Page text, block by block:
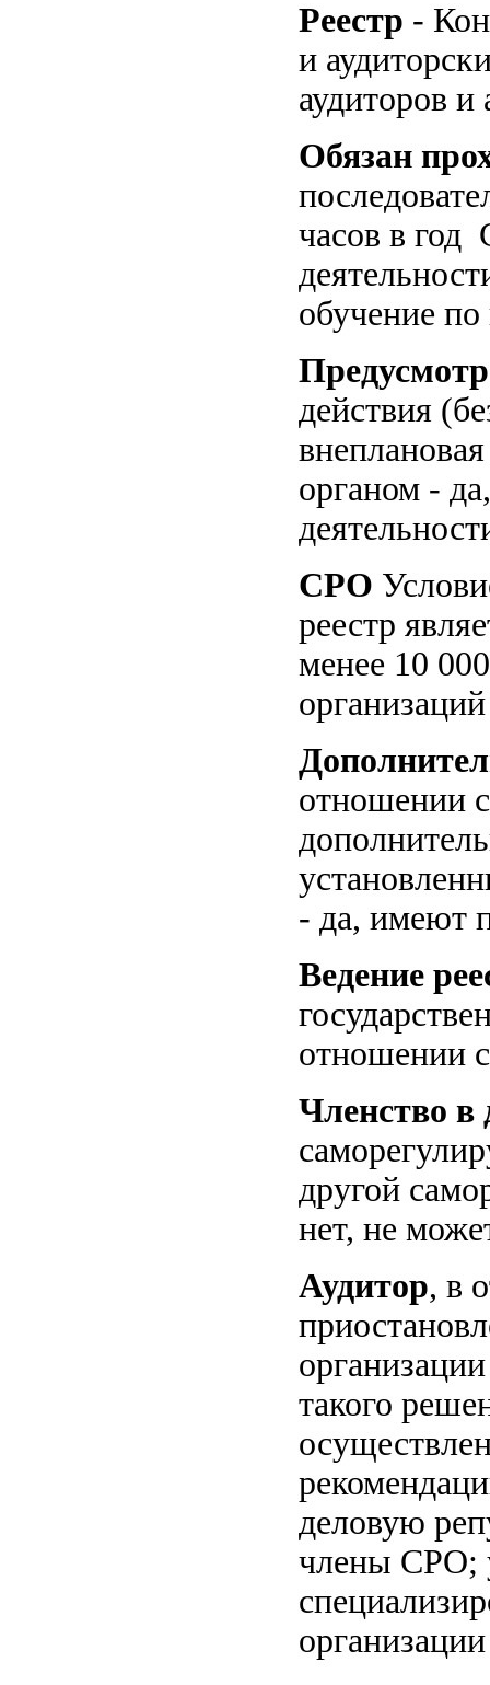
Реестр -
и
аудиторов и
Обязан
часов в год
обучение
действия
органом -
СРО
реестр
менее 10
организаций
отношении
- да, имеют
Ведение
отношении
Членство
другой
нет, не
Аудитор, в
такого
деловую
члены СРО;